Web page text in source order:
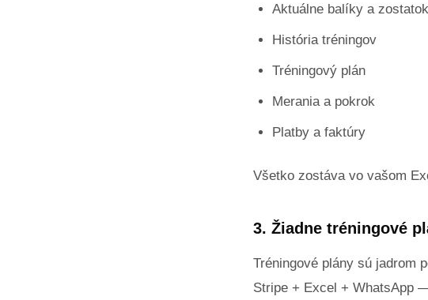
Aktuálne balíky a zostatok
História tréningov
Tréningový plán
Merania a pokrok
Platby a faktúry
Všetko zostáva vo vašom
3. Žiadne tréningové
Tréningové plány sú jadrom
Stripe + Excel + WhatsApp